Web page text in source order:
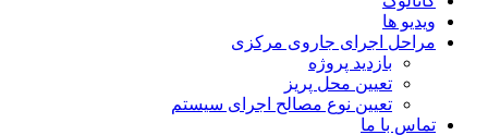
ویدیو ها
مراحل اجرای جاروی مرکزی
بازدید پروژه
تعیین محل پریز
تعیین نوع مصالح اجرای سیستم
تماس با ما